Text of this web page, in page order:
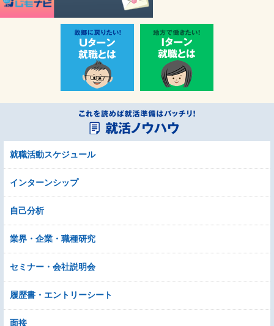
就職活動スケジュール
インターンシップ
自己分析
業界・企業・職種研究
セミナー・会社説明会
履歴書・エントリーシート
面接